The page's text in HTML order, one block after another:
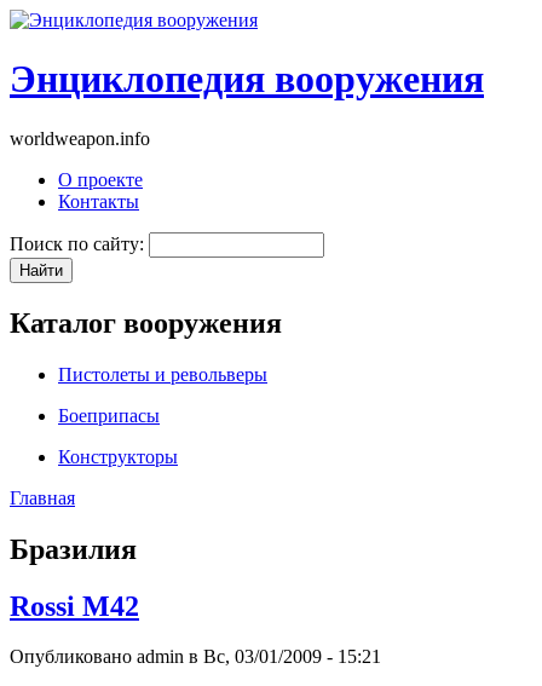
Энциклопедия вооружения
worldweapon.info
О проекте
Контакты
Поиск по сайту:
Каталог вооружения
Пистолеты и револьверы
Боеприпасы
Конструкторы
Главная
Бразилия
Rossi M42
Опубликовано admin в Вс, 03/01/2009 - 15:21